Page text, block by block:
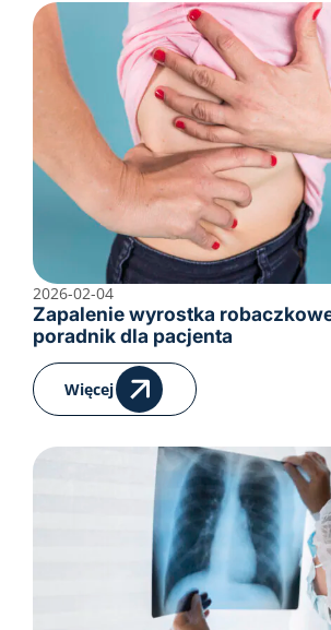
Zapalenie wyrostka
poradnik dla pacjenta
2026-02-04
Więcej